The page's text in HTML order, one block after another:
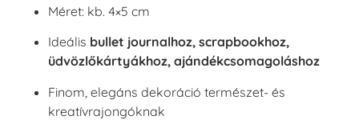
Méret: kb. 4×5 cm
Ideális bullet journalhoz, scrapbookhoz,
üdvözlőkártyákhoz, ajándékcsomagoláshoz
Finom, elegáns dekoráció természet- és
kreatívrajongóknak